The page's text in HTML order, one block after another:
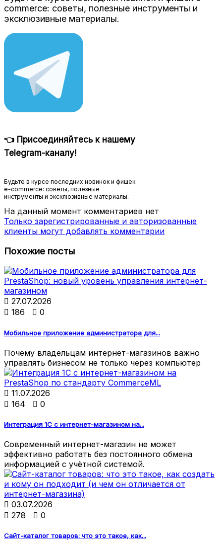
commerce: советы, полезные инструменты и
эксклюзивные материалы.
👈 Присоединяйтесь к нашему
Telegram-каналу!
Будьте в курсе последних новинок и фишек
e-commerce: советы, полезные
инструменты и эксклюзивные материалы.
На данный момент комментариев нет
Только зарегистрированные и авторизованные
клиенты могут добавлять комментарии
Похожие посты
 27.07.2026
 186  0
Мобильное приложение администратора для...
Почему владельцам интернет-магазинов важно
управлять бизнесом не только через компьютер
 11.07.2026
 164  0
Интеграция 1С с интернет-магазином на...
Современный интернет-магазин не может
эффективно работать без постоянного обмена
информацией с учётной системой.
 03.07.2026
 278  0
Сайт-каталог товаров: что это такое, как...